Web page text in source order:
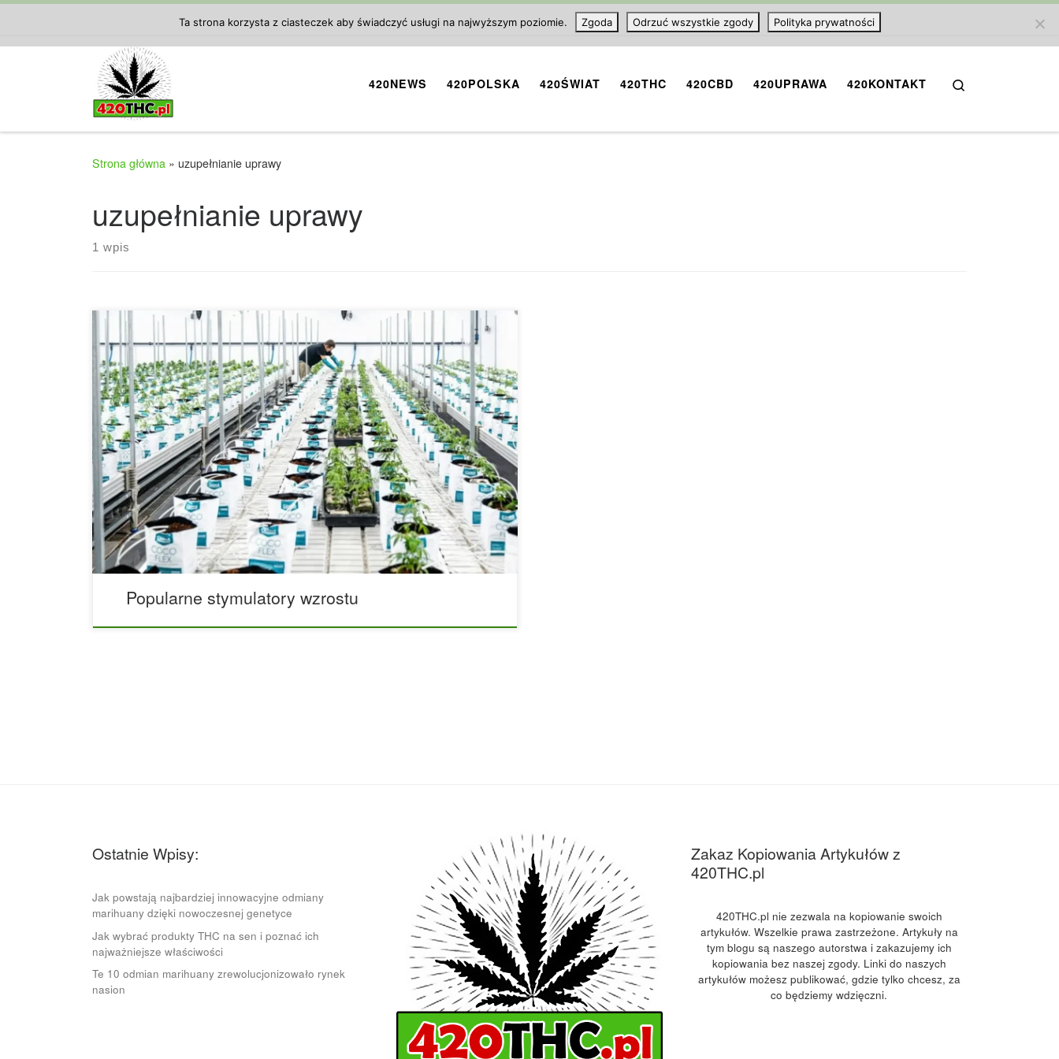
420NEWS 420POLSKA 420ŚWIAT 420THC 420CBD 420UPRAWA 420KONTAKT
Strona główna » uzupełnianie uprawy
uzupełnianie uprawy
1 wpis
Jakie materiały stosuje się w popularnych stymulatorach wzrostu roślin?
Nowoczesne rolnictwo, zwłaszcza w uprawach hydroponicznych, to nie tylko
nawozy i światło. Współczesny hodowca doskonale rozumie, że sukces zależy
od utrzymania zrównoważonego środowiska biologicznego. To właśnie tu
pojawia się rola stymulatorów wzrostu roślin, zwanych również
biostymulatorami. Są to specjalne preparaty, które wspierają naturalne procesy
zachodzące w roślinie, poprawiając jej metabolizm, odporność […]
Popularne stymulatory wzrostu
Ostatnie Wpisy:
Jak powstają najbardziej innowacyjne odmiany
marihuany dzięki nowoczesnej genetyce
Jak wybrać produkty THC na sen i poznać ich
najważniejsze właściwości
Te 10 odmian marihuany zrewolucjonizowało rynek
nasion
Zakaz Kopiowania Artykułów z
420THC.pl
420THC.pl nie zezwala na kopiowanie swoich
artykułów. Wszelkie prawa zastrzeżone. Artykuły na
tym blogu są naszego autorstwa i zakazujemy ich
kopiowania bez naszej zgody. Linki do naszych
artykułów możesz publikować, gdzie tylko chcesz, za
co będziemy wdzięczni.
Ta strona korzysta z ciasteczek aby świadczyć usługi na najwyższym poziomie. Zgoda Odrzuć wszystkie zgody Polityka prywatności